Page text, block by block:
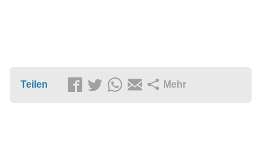
Teilen Mehr